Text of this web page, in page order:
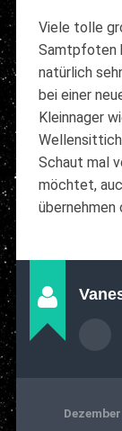
Viele tolle
Samtpfoten
natürlich
bei einer
Kleinnager
Schaut mal
möchtet,
übernehmen